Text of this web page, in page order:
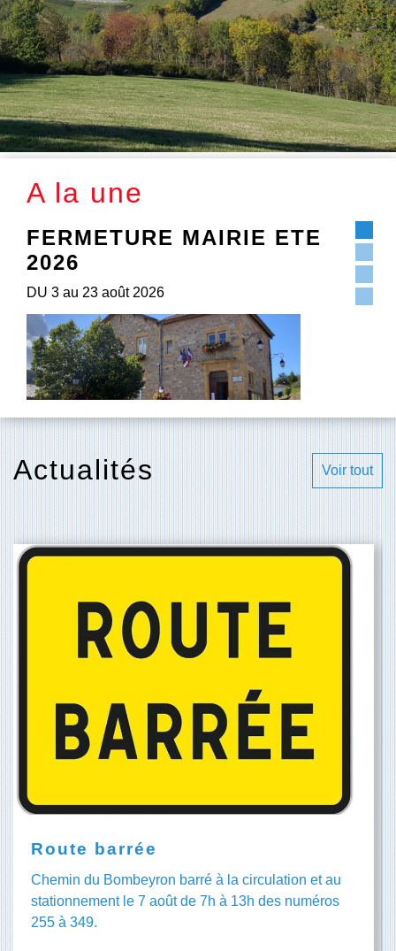
A la une
ETE FACEBOOK
PAGE FACEBOOK DE LA
MARCEL L'ECLAIRE
Actualités Voir tout
Route barrée
Chemin du Bombeyron barré à la circulation et au
stationnement le 7 août de 7h à 13h des numéros
255 à 349.